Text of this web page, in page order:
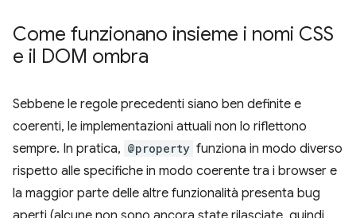
Come funzionano insieme i nomi CSS
e il DOM ombra
Sebbene le regole precedenti siano ben definite e
coerenti, le implementazioni attuali non lo riflettono
sempre. In pratica, @property funziona in modo diverso
rispetto alle specifiche in modo coerente tra i browser e
la maggior parte delle altre funzionalità presenta bug